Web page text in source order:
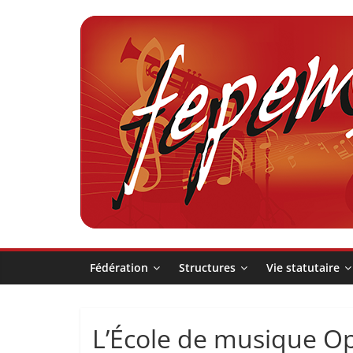
Fédération
pour
la
Pratique
Fédération Structures Vie statutaire
L’École de musique